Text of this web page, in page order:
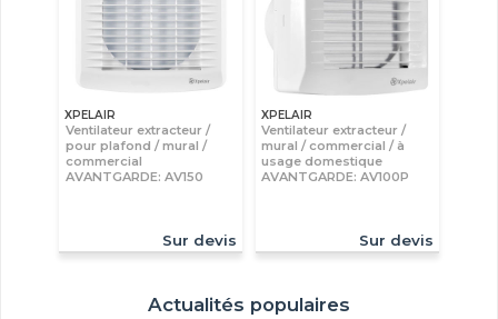
XPELAIR
Ventilateur extracteur /
pour plafond / mural /
commercial
AVANTGARDE: AV150
Sur devis
XPELAIR
Ventilateur extracteur /
mural / commercial / à
usage domestique
AVANTGARDE: AV100P
Sur devis
Actualités populaires